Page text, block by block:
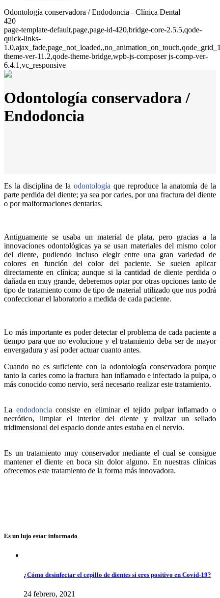
Odontología conservadora / Endodoncia - Clínica Dental
420
page-template-default,page,page-id-420,bridge-core-2.5.5,qode-
quick-links-
theme-ver-11.2,qode-theme-bridge,wpb-js-composer js-comp-ver-
6.4.1,vc_responsive
Odontología conservadora /
Endodoncia
Es la disciplina de laodontología que reproduce la anatomía de la
parte perdida del diente; ya sea por caries, por una fractura del diente
o por malformaciones dentarias.
Antiguamente se usaba un material de plata, pero gracias a la
innovaciones odontológicas ya se usan materiales del mismo color
del diente, pudiendo incluso elegir entre una gran variedad de
colores en función del color del paciente. Se suelen aplicar
directamente en clínica; aunque si la cantidad de diente perdida o
dañada en muy grande, deberemos optar por otras opciones tanto de
tipo de tratamiento como de tipo de material utilizado que nos podrá
confeccionar el laboratorio a medida de cada paciente.
Lo más importante es poder detectar el problema de cada paciente a
tiempo para que no evolucione y el tratamiento deba ser de mayor
envergadura y así poder actuar cuanto antes.
Cuando no es suficiente con la odontología conservadora porque
tanto la caries como la fractura han inflamado e infectado la pulpa, o
más conocido como nervio, será necesario realizar este tratamiento.
La endodoncia consiste en eliminar el tejido pulpar inflamado o
necrótico, limpiar el interior del diente y realizar un sellado
tridimensional del espacio donde antes estaba en el nervio.
Es un tratamiento muy conservador mediante el cual se consigue
mantener el diente en boca sin dolor alguno. En nuestras clínicas
ofrecemos este tratamiento de la forma más innovadora.
Es un lujo estar informado
¿Cómo desinfectar el cepillo de dientes si eres positivo en Covid-19?
24 febrero, 2021